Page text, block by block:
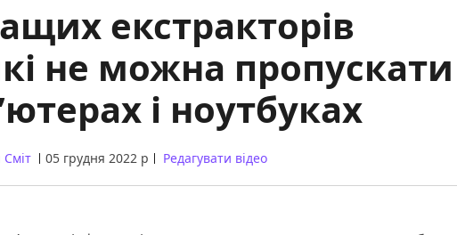
екстракторів
не можна пропускати
і ноутбуках
Сміт 05 грудня 2022 р Редагувати відео